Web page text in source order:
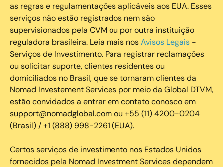
as regras e regulamentações aplicáveis aos EUA. Esses
serviços não estão registrados nem são
supervisionados pela CVM ou por outra instituição
reguladora brasileira. Leia mais nosAvisos Legais -
Serviços de Investimento. Para registrar reclamações
ou solicitar suporte, clientes residentes ou
domiciliados no Brasil, que se tornaram clientes da
Nomad Investement Services por meio da Global DTVM,
estão convidados a entrar em contato conosco em
support@nomadglobal.com ou +55 (11) 4200-0204
(Brasil) / +1 (888) 998-2261 (EUA).
Certos serviços de investimento nos Estados Unidos
fornecidos pela Nomad Investment Services dependem